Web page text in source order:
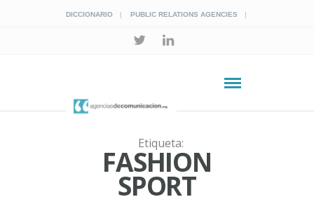
DICCIONARIO PUBLIC RELATIONS AGENCIES
Etiqueta:
FASHION
SPORT